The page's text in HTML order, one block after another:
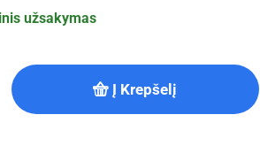
užsakymas
Į Krepšelį